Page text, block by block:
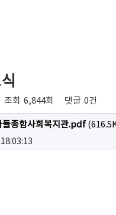
조회 6,844회 댓글 0건
들종합사회복지관.pdf